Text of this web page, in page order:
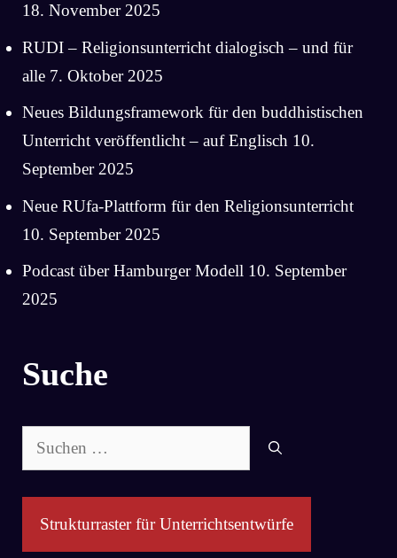
18. November 2025
RUDI – Religionsunterricht dialogisch – und für
alle 7. Oktober 2025
Neues Bildungsframework für den buddhistischen
Unterricht veröffentlicht – auf Englisch 10.
September 2025
Neue RUfa-Plattform für den Religionsunterricht
10. September 2025
Podcast über Hamburger Modell 10. September
2025
Suche
Suchen
nach:
Strukturraster für Unterrichtsentwürfe